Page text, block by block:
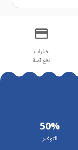
خيارات
دفع آمنة
50%
التوفير